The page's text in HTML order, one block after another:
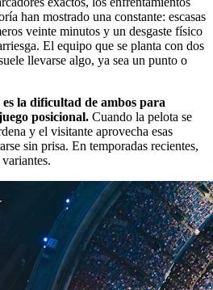
han mostrado una constante: escasas
veinte minutos y un desgaste físico
El equipo que se planta con dos
llevarse algo, ya sea un punto o
la dificultad de ambos para
posicional. Cuando la pelota se
y el visitante aprovecha esas
sin prisa. En temporadas recientes,